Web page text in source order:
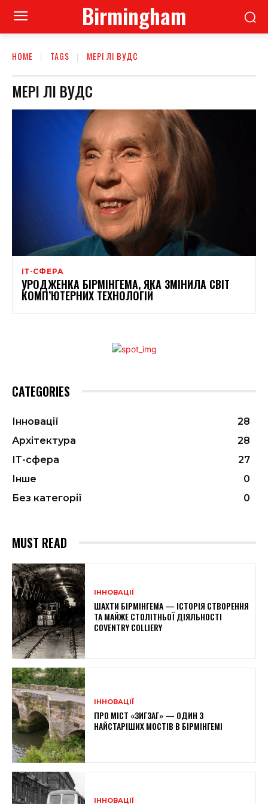
Birmingham
HOME TAGS МЕРІ ЛІ ВУДС
МЕРІ ЛІ ВУДС
ІТ-СФЕРА
УРОДЖЕНКА БІРМІНГЕМА, ЯКА ЗМІНИЛА СВІТ
КОМП’ЮТЕРНИХ ТЕХНОЛОГІЙ
CATEGORIES
Інновації
28
Архітектура
28
ІТ-сфера
27
Інше
0
Без категорії
0
MUST READ
ІННОВАЦІЇ
ШАХТИ БІРМІНГЕМА — ІСТОРІЯ СТВОРЕННЯ
ТА МАЙЖЕ СТОЛІТНЬОЇ ДІЯЛЬНОСТІ
COVENTRY COLLIERY
ІННОВАЦІЇ
ПРО МІСТ «ЗИГЗАГ» — ОДИН З
НАЙСТАРІШИХ МОСТІВ В БІРМІНГЕМІ
ІННОВАЦІЇ